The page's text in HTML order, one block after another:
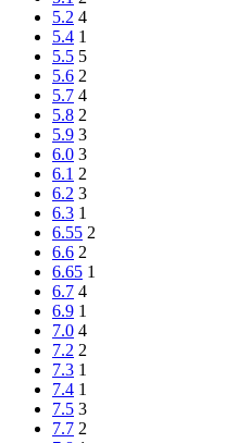
5.2 4
5.4 1
5.5 5
5.6 2
5.7 4
5.8 2
5.9 3
6.0 3
6.1 2
6.2 3
6.3 1
6.55 2
6.6 2
6.65 1
6.7 4
6.9 1
7.0 4
7.2 2
7.3 1
7.4 1
7.5 3
7.7 2